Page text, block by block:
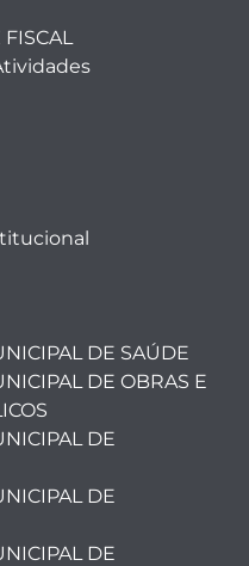
DE SAÚDE
DE OBRAS E
DE
DE
DE